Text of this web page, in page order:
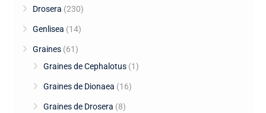
Drosera (230)
Genlisea (14)
Graines (61)
Graines de Cephalotus (1)
Graines de Dionaea (16)
Graines de Drosera (8)